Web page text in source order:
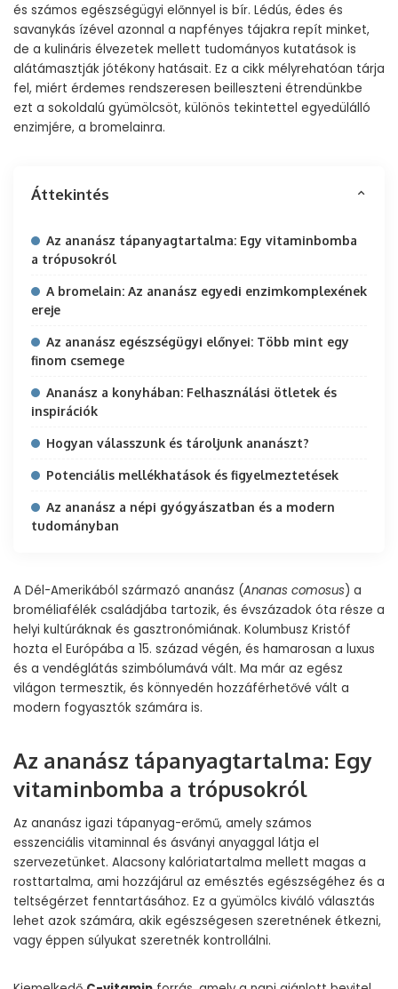
és számos egészségügyi előnnyel is bír. Lédús, édes és
savanykás ízével azonnal a napfényes tájakra repít minket,
de a kulináris élvezetek mellett tudományos kutatások is
alátámasztják jótékony hatásait. Ez a cikk mélyrehatóan tárja
fel, miért érdemes rendszeresen beilleszteni étrendünkbe
ezt a sokoldalú gyümölcsöt, különös tekintettel egyedülálló
enzimjére, a bromelainra.
Áttekintés
Az ananász tápanyagtartalma: Egy vitaminbomba
a trópusokról
A bromelain: Az ananász egyedi enzimkomplexének
ereje
Az ananász egészségügyi előnyei: Több mint egy
finom csemege
Ananász a konyhában: Felhasználási ötletek és
inspirációk
Hogyan válasszunk és tároljunk ananászt?
Potenciális mellékhatások és figyelmeztetések
Az ananász a népi gyógyászatban és a modern
tudományban
A Dél-Amerikából származó ananász (Ananas comosus) a
broméliafélék családjába tartozik, és évszázadok óta része a
helyi kultúráknak és gasztronómiának. Kolumbusz Kristóf
hozta el Európába a 15. század végén, és hamarosan a luxus
és a vendéglátás szimbólumává vált. Ma már az egész
világon termesztik, és könnyedén hozzáférhetővé vált a
modern fogyasztók számára is.
Az ananász tápanyagtartalma: Egy
vitaminbomba a trópusokról
Az ananász igazi tápanyag-erőmű, amely számos
esszenciális vitaminnal és ásványi anyaggal látja el
szervezetünket. Alacsony kalóriatartalma mellett magas a
rosttartalma, ami hozzájárul az emésztés egészségéhez és a
teltségérzet fenntartásához. Ez a gyümölcs kiváló választás
lehet azok számára, akik egészségesen szeretnének étkezni,
vagy éppen súlyukat szeretnék kontrollálni.